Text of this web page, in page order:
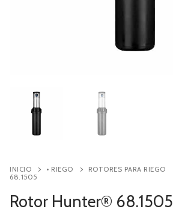
INICIO • RIEGO ROTORES PARA RIEGO
68.1505
Rotor Hunter® 68.1505